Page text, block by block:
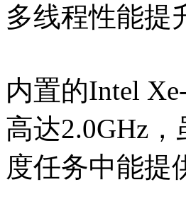
多线程性能提
内置的Intel
高达2.0GHz
度任务中能提